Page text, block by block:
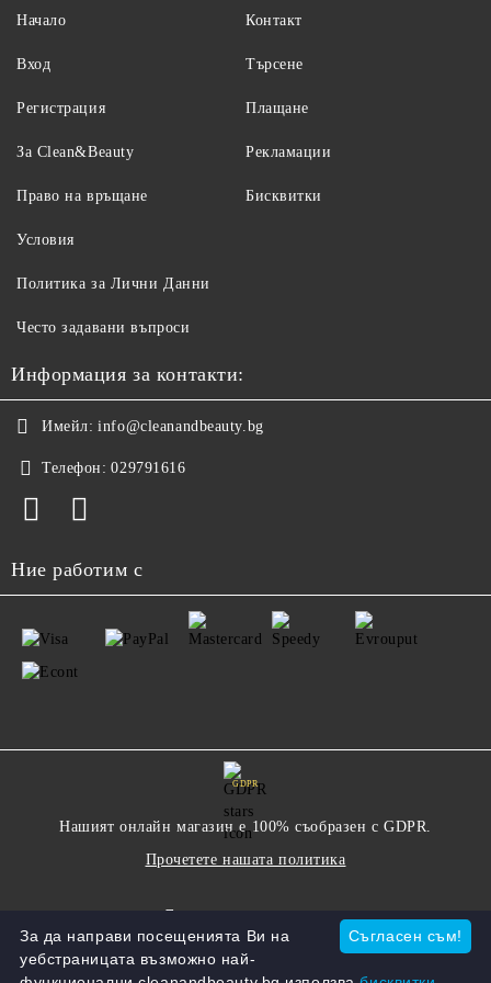
Има ли без алуминий?
се справят с миризмата.
Защо дезодорантът спира да действа следобед?
Ако е дезодорант, а вие се потите обилно, той се разрежда. При
такъв случай антиперспирантът е по-подходящ.
Начало
Вход
Регистрация
За Clean&Beauty
Контакт
Търсене
Плащане
Рекламации
Право на връщане
Условия
Политика за Лични Данни
Често задавани въпроси
Бисквитки
Информация за контакти:
Имейл: info@cleanandbeauty.bg
Телефон: 029791616
Ние работим с
GDPR
Нашият онлайн магазин е 100% съобразен с GDPR.
Прочетете нашата политика
Съгласен съм!
За да направи посещенията Ви на
уебстраницата възможно най-